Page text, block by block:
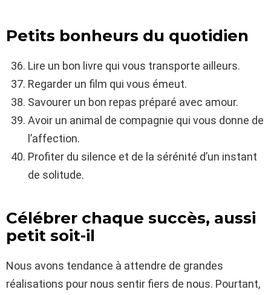
Petits bonheurs du quotidien
Lire un bon livre qui vous transporte ailleurs.
Regarder un film qui vous émeut.
Savourer un bon repas préparé avec amour.
Avoir un animal de compagnie qui vous donne de
l’affection.
Profiter du silence et de la sérénité d’un instant
de solitude.
Célébrer chaque succès, aussi
petit soit-il
Nous avons tendance à attendre de grandes
réalisations pour nous sentir fiers de nous. Pourtant,